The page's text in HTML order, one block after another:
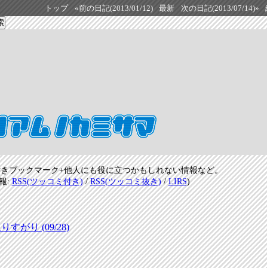
トップ «前の日記(2013/01/12) 最新 次の日記(2013/07/14)»
ブックマーク+他人にも役に立つかもしれない情報など。
:RSS(ツッコミ付き)/RSS(ツッコミ抜き)/LIRS)
すがり (09/28)